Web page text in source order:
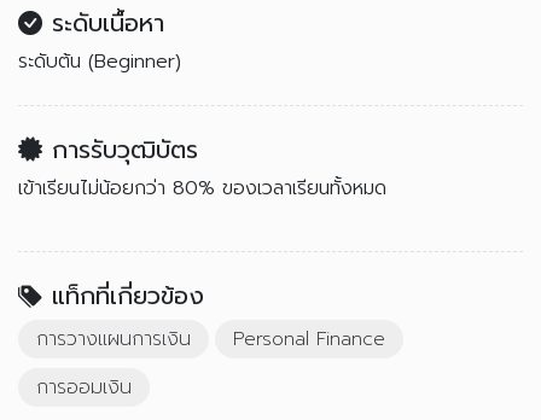
ระดับเนื้อหา
ระดับต้น (Beginner)
การรับวุฒิบัตร
เข้าเรียนไม่น้อยกว่า 80% ของเวลาเรียนทั้งหมด
แท็กที่เกี่ยวข้อง
การวางแผนการเงิน
Personal Finance
การออมเงิน